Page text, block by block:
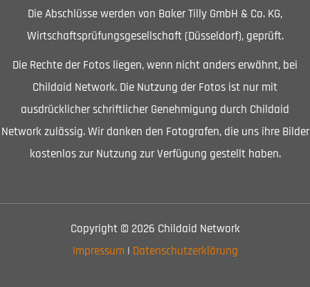
Die Abschlüsse werden von Baker Tilly GmbH & Co. KG,
Wirtschaftsprüfungsgesellschaft (Düsseldorf), geprüft.
Die Rechte der Fotos liegen, wenn nicht anders erwähnt, bei
Childaid Network. Die Nutzung der Fotos ist nur mit
ausdrücklicher schriftlicher Genehmigung durch Childaid
Network zulässig. Wir danken den Fotografen, die uns ihre Bilder
kostenlos zur Nutzung zur Verfügung gestellt haben.
Copyright © 2026 Childaid Network
Impressum | Datenschutzerklärung